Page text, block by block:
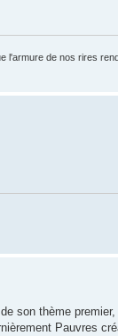
de nos rires
son thème
Pauvres